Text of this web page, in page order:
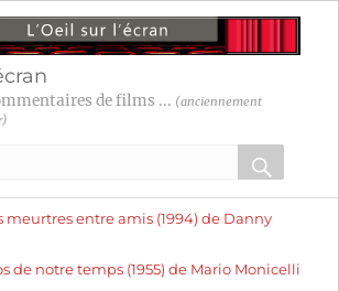
de films ... (anciennement
OK
:
meurtres entre amis (1994) de Danny
:
de notre temps (1955) de Mario Monicelli